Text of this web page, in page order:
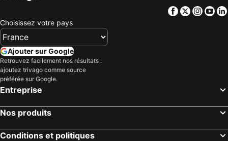
Facebook
Twitter
Choisissez votre pays
Ajouter sur Google
Retrouvez facilement nos résultats :
ajoutez trivago comme source
préférée sur Google.
Entreprise
Nos produits
Conditions et politiques